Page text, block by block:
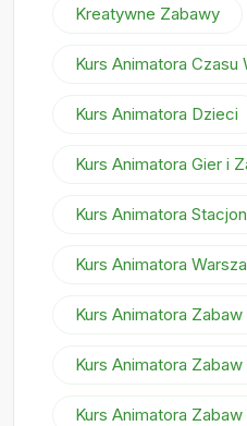
Kreatywne Zabawy
Kurs Animatora Czasu
Kurs Animatora Dzieci
Kurs Animatora Gier i
Kurs Animatora
Kurs Animatora
Kurs Animatora
Kurs Animatora
Kurs Animatora Zabaw